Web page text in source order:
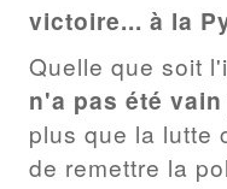
victoire... à la
Quelle que soit
n'a pas été vain
plus que la lutte
de remettre la